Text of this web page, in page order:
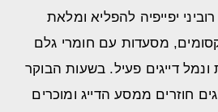
במאה ה-18. רוביני יפייפיה להפליא ומלאת
מסעדות עם חומרי גלם
ונמל דייגים פעיל. בשעות הבוקר
חוזרים ממסע הדייג ומוכרים